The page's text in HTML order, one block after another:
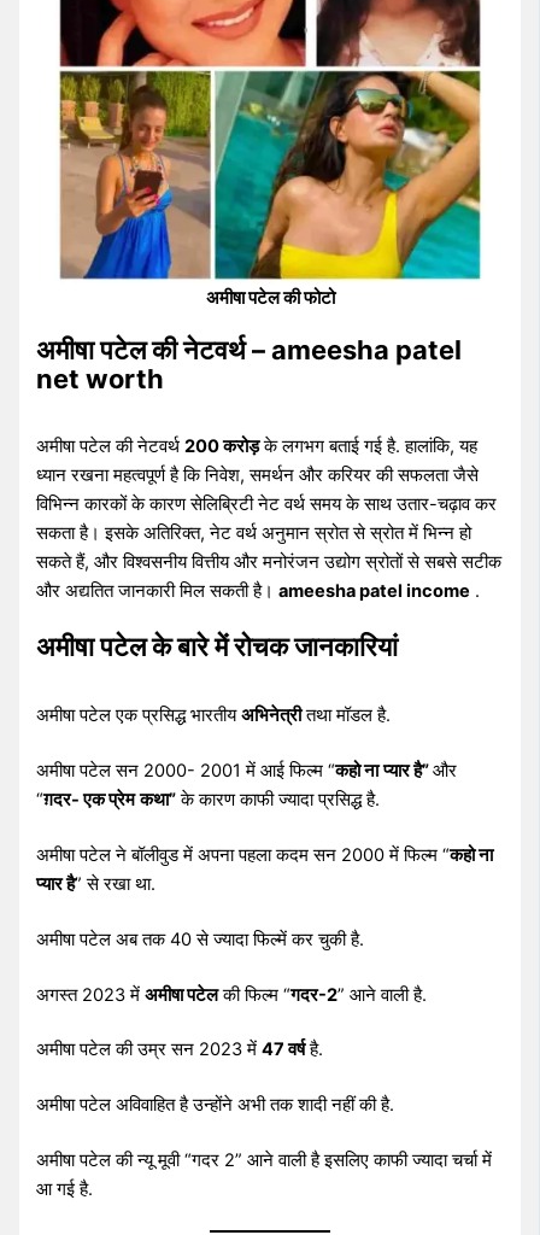
अमीषा पटेल की फोटो
अमीषा पटेल की नेटवर्थ – ameesha patel
net worth
अमीषा पटेल की नेटवर्थ200 करोड़के लगभग बताई गई है. हालांकि, यह
ध्यान रखना महत्वपूर्ण है कि निवेश, समर्थन और करियर की सफलता जैसे
विभिन्न कारकों के कारण सेलिब्रिटी नेट वर्थ समय के साथ उतार-चढ़ाव कर
सकता है। इसके अतिरिक्त, नेट वर्थ अनुमान स्रोत से स्रोत में भिन्न हो
सकते हैं, और विश्वसनीय वित्तीय और मनोरंजन उद्योग स्रोतों से सबसे सटीक
और अद्यतित जानकारी मिल सकती है।ameesha patel income .
अमीषा पटेल के बारे में रोचक जानकारियां
अमीषा पटेल एक प्रसिद्ध भारतीयअभिनेत्रीतथा मॉडल है.
अमीषा पटेल सन 2000- 2001 में आई फिल्म “कहो ना प्यार है”और
“ग़दर- एक प्रेम कथा”के कारण काफी ज्यादा प्रसिद्ध है.
अमीषा पटेल ने बॉलीवुड में अपना पहला कदम सन 2000 में फिल्म “कहो ना
प्यार है” से रखा था.
अमीषा पटेल अब तक 40 से ज्यादा फिल्में कर चुकी है.
अगस्त 2023 मेंअमीषा पटेलकी फिल्म “गदर-2” आने वाली है.
अमीषा पटेल की उम्र सन 2023 में47 वर्षहै.
अमीषा पटेल अविवाहित है उन्होंने अभी तक शादी नहीं की है.
अमीषा पटेल की न्यू मूवी “गदर 2” आने वाली है इसलिए काफी ज्यादा चर्चा में
आ गई है.